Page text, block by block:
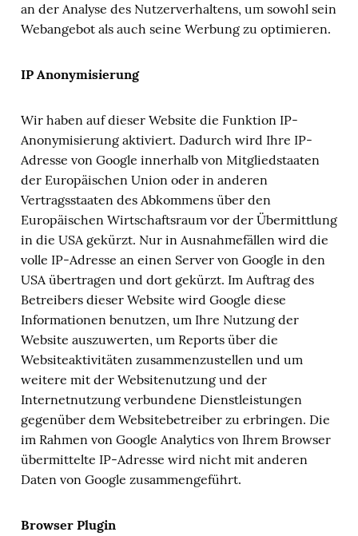
an der Analyse des Nutzerverhaltens, um sowohl sein
Webangebot als auch seine Werbung zu optimieren.
IP Anonymisierung
Wir haben auf dieser Website die Funktion IP-
Anonymisierung aktiviert. Dadurch wird Ihre IP-
Adresse von Google innerhalb von Mitgliedstaaten
der Europäischen Union oder in anderen
Vertragsstaaten des Abkommens über den
Europäischen Wirtschaftsraum vor der Übermittlung
in die USA gekürzt. Nur in Ausnahmefällen wird die
volle IP-Adresse an einen Server von Google in den
USA übertragen und dort gekürzt. Im Auftrag des
Betreibers dieser Website wird Google diese
Informationen benutzen, um Ihre Nutzung der
Website auszuwerten, um Reports über die
Websiteaktivitäten zusammenzustellen und um
weitere mit der Websitenutzung und der
Internetnutzung verbundene Dienstleistungen
gegenüber dem Websitebetreiber zu erbringen. Die
im Rahmen von Google Analytics von Ihrem Browser
übermittelte IP-Adresse wird nicht mit anderen
Daten von Google zusammengeführt.
Browser Plugin